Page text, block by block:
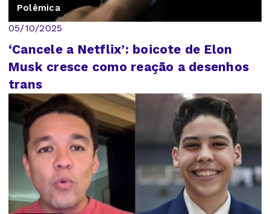
Polêmica
05/10/2025
‘Cancele a Netflix’: boicote de Elon
Musk cresce como reação a desenhos
trans